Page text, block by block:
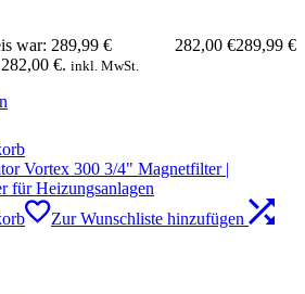
289,99 €
war: 289,99 € 282,00 €
€. inkl. MwSt.
Zur Wunschliste hinzufügen